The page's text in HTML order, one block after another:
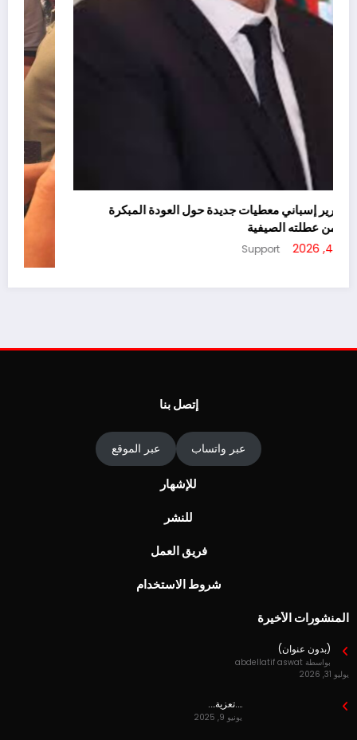
يسرّب تقرير إسباني معطيات جديدة حول العودة المبكرة
لأخنوش من عطلته الصيفية
أغسطس 4, 2026
إتصل بنا
عبر واتساب عبر الموقع
للإشهار
للنشر
فريق العمل
شروط الاستخدام
المنشورات الأخيرة
(بدون عنوان)
بواسطة abdellatif aswat
يوليو 31, 2026
….تعزية….
يونيو 9, 2025